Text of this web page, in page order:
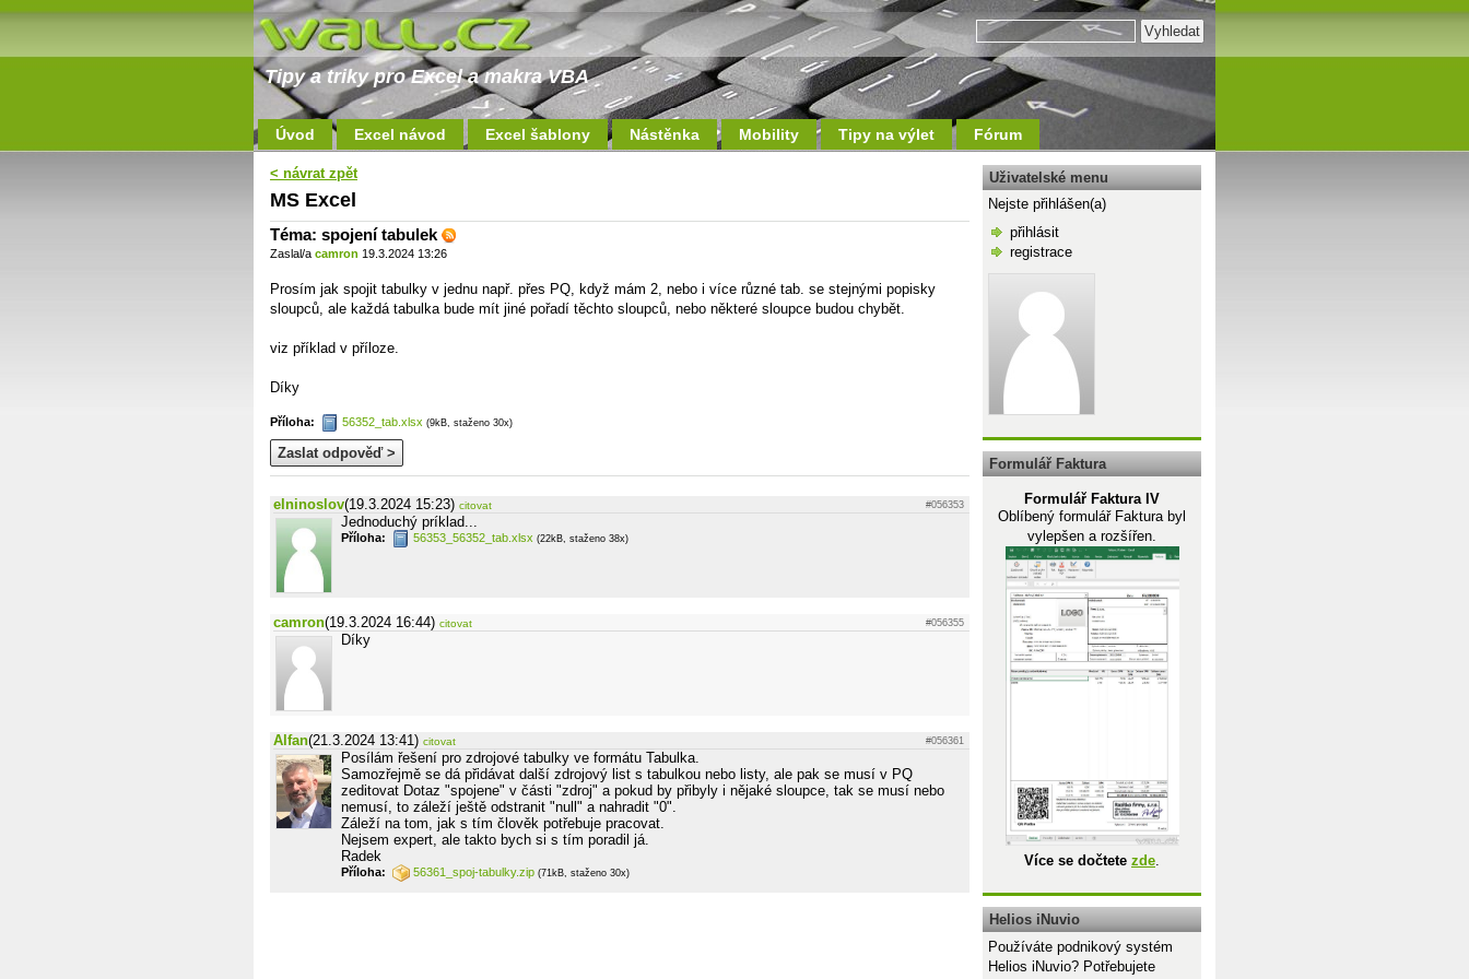
Tipy a triky pro Excel a makra VBA
Úvod Excel návod Excel šablony Nástěnka Mobility Tipy na výlet Fórum
< návrat zpět
MS Excel
Téma: spojení tabulek
Zaslal/a camron 19.3.2024 13:26
Prosím jak spojit tabulky v jednu např. přes PQ, když mám 2, nebo i více různé tab. se stejnými popisky
sloupců, ale každá tabulka bude mít jiné pořadí těchto sloupců, nebo některé sloupce budou chybět.
viz příklad v příloze.
Díky
Příloha: 56352_tab.xlsx (9kB, staženo 30x)
Zaslat odpověď >
elninoslov(19.3.2024 15:23) citovat #056353
Jednoduchý príklad...
Příloha: 56353_56352_tab.xlsx (22kB, staženo 38x)
camron(19.3.2024 16:44) citovat #056355
Díky
Alfan(21.3.2024 13:41) citovat #056361
Posílám řešení pro zdrojové tabulky ve formátu Tabulka.
Samozřejmě se dá přidávat další zdrojový list s tabulkou nebo listy, ale pak se musí v PQ
zeditovat Dotaz "spojene" v části "zdroj" a pokud by přibyly i nějaké sloupce, tak se musí nebo
nemusí, to záleží ještě odstranit "null" a nahradit "0".
Záleží na tom, jak s tím člověk potřebuje pracovat.
Nejsem expert, ale takto bych si s tím poradil já.
Radek
Příloha: 56361_spoj-tabulky.zip (71kB, staženo 30x)
Uživatelské menu
Nejste přihlášen(a)
přihlásit
registrace
Formulář Faktura
Formulář Faktura IV
Oblíbený formulář Faktura byl
vylepšen a rozšířen.
Více se dočtete zde.
Helios iNuvio
Používáte podnikový systém
Helios iNuvio? Potřebujete